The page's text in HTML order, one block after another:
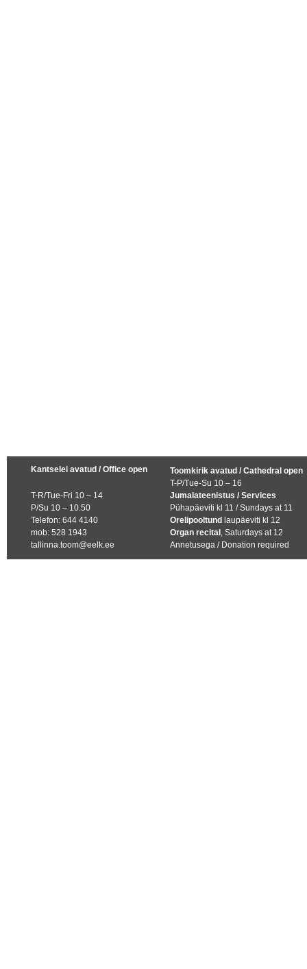
Kantselei avatud / Office open
T-R/Tue-Fri 10 – 14
P/Su 10 – 10.50
Telefon: 644 4140
mob: 528 1943
tallinna.toom@eelk.ee
Toomkirik avatud / Cathedral open
T-P/Tue-Su 10 – 16
Jumalateenistus / Services
Pühapäeviti kl 11 / Sundays at 11
Orelipooltund laupäeviti kl 12
Organ recital , Saturdays at 12
Annetusega / Donation required